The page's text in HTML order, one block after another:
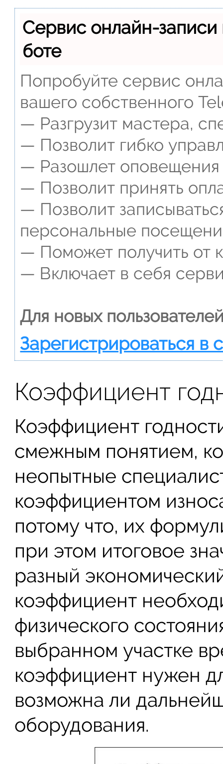
Сервис онлайн-
боте
Попробуйте сервис
вашего собственного
— Разгрузит мастера,
— Позволит гибко
— Разошлет оповещения
— Позволит принять
— Позволит
персональные
— Поможет получить от
— Включает в себя
Для новых
Зарегистрироваться в
Коэффициент
Коэффициент
смежным понятием,
неопытные
коэффициентом
потому что, их
при этом итоговое
разный
коэффициент
физического
выбранном участке
коэффициент нужен
возможна ли
оборудования.